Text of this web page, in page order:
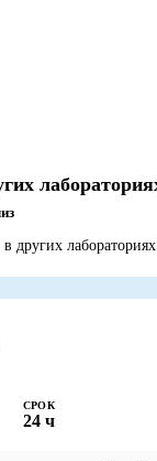
других
СРОК
24 ч